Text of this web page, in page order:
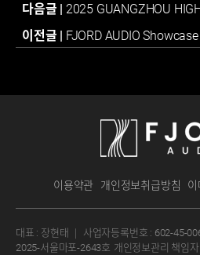
다음글 | 2025 GUANGZHOU
이전글 | FJORD AUDIO
이용약관 개인정보취급방침
대표 : 장현태 사업자등록번호 : 602-45-
2025-서울마포-2643호 개인정보관리 책임